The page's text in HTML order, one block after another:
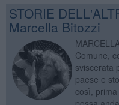
STORIE
Marcella Bitozzi
Comune,
sviscerata
paese e
così,